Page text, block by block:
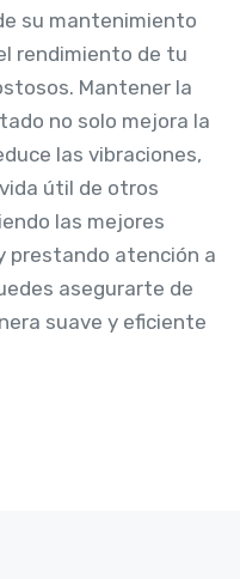
su mantenimiento
rendimiento de tu
Mantener la
no solo mejora la
las vibraciones,
útil de otros
las mejores
prestando atención a
asegurarte de
suave y eficiente